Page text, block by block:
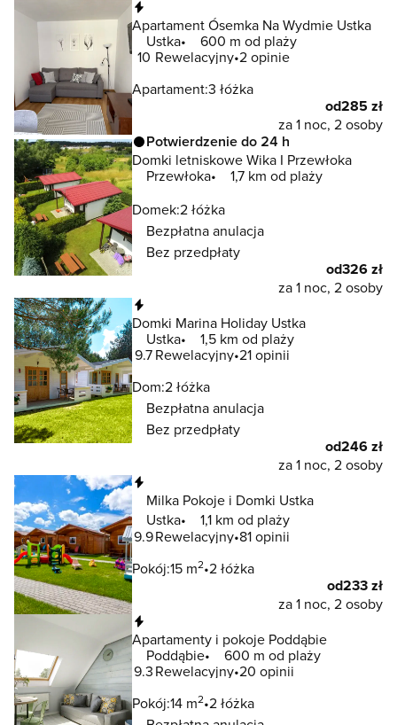
Apartament Ósemka Na Wydmie Ustka
Ustka
600 m od plaży
10 Rewelacyjny 2 opinie
Apartament:3 łóżka
od285 zł
za 1 noc, 2 osoby
Potwierdzenie do 24 h
Domki letniskowe Wika I Przewłoka
Przewłoka
1,7 km od plaży
Domek:2 łóżka
Bezpłatna anulacja
Bez przedpłaty
od326 zł
za 1 noc, 2 osoby
Domki Marina Holiday Ustka
Ustka
1,5 km od plaży
9.7Rewelacyjny 21 opinii
Dom:2 łóżka
Bezpłatna anulacja
Bez przedpłaty
od246 zł
za 1 noc, 2 osoby
Milka Pokoje i Domki Ustka
Ustka
1,1 km od plaży
9.9Rewelacyjny 81 opinii
Pokój:15 m2 2 łóżka
od233 zł
za 1 noc, 2 osoby
Apartamenty i pokoje Poddąbie
Poddąbie
600 m od plaży
9.3Rewelacyjny 20 opinii
Pokój:14 m2 2 łóżka